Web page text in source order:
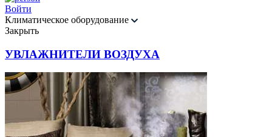
Войти
Климатическое оборудование
Закрыть
УВЛАЖНИТЕЛИ ВОЗДУХА